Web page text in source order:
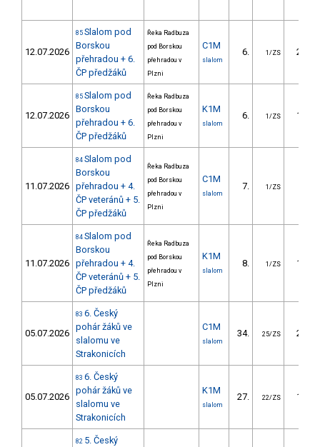
12.07.2026
85 Slalom pod
Borskou
přehradou + 6.
ČP předžáků
Řeka Radbuza
pod Borskou
přehradou v
Plzni
C1M
slalom
6. 1/ZS 20.36
12.07.2026
85 Slalom pod
Borskou
přehradou + 6.
ČP předžáků
Řeka Radbuza
pod Borskou
přehradou v
Plzni
K1M
slalom
6. 1/ZS 12.87
11.07.2026
84 Slalom pod
Borskou
přehradou + 4.
ČP veteránů + 5.
ČP předžáků
Řeka Radbuza
pod Borskou
přehradou v
Plzni
C1M
slalom
7. 1/ZS
11.07.2026
84 Slalom pod
Borskou
přehradou + 4.
ČP veteránů + 5.
ČP předžáků
Řeka Radbuza
pod Borskou
přehradou v
Plzni
K1M
slalom
8. 1/ZS 13.92
05.07.2026
83 6. Český
pohár žáků ve
slalomu ve
Strakonicích
C1M
slalom
34. 25/ZS 23.12
05.07.2026
83 6. Český
pohár žáků ve
slalomu ve
Strakonicích
K1M
slalom
27. 22/ZS 17.20
82 5. Český